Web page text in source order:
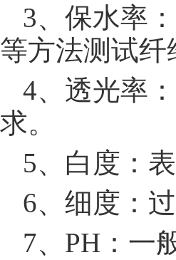
3、保水率
等方法测试
4、透光率
求。
5、白度：
6、细度：
7、PH：一